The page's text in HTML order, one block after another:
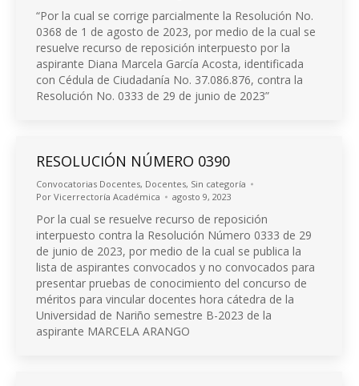
“Por la cual se corrige parcialmente la Resolución No.
0368 de 1 de agosto de 2023, por medio de la cual se
resuelve recurso de reposición interpuesto por la
aspirante Diana Marcela García Acosta, identificada
con Cédula de Ciudadanía No. 37.086.876, contra la
Resolución No. 0333 de 29 de junio de 2023”
RESOLUCIÓN NÚMERO 0390
Convocatorias Docentes, Docentes, Sin categoría
Por Vicerrectoría Académica agosto 9, 2023
Por la cual se resuelve recurso de reposición
interpuesto contra la Resolución Número 0333 de 29
de junio de 2023, por medio de la cual se publica la
lista de aspirantes convocados y no convocados para
presentar pruebas de conocimiento del concurso de
méritos para vincular docentes hora cátedra de la
Universidad de Nariño semestre B-2023 de la
aspirante MARCELA ARANGO